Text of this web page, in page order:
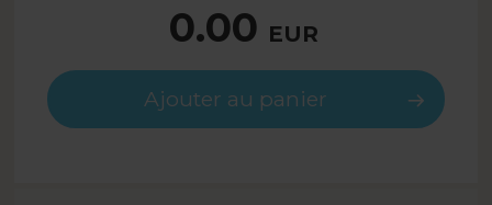
0.00 EUR
Ajouter au panier